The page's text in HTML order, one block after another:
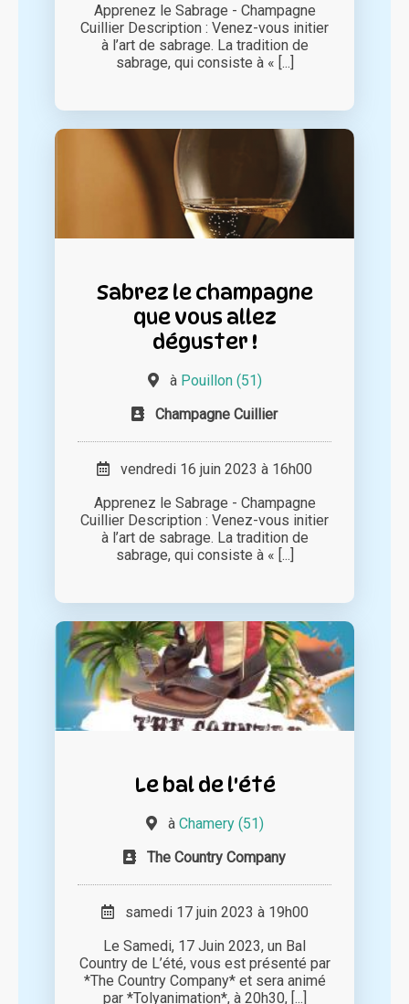
Apprenez le Sabrage - Champagne
Cuillier Description : Venez-vous initier
à l’art de sabrage. La tradition de
sabrage, qui consiste à « [...]
Sabrez le champagne
que vous allez
déguster !
à Pouillon (51)
Champagne Cuillier
vendredi 16 juin 2023 à 16h00
Apprenez le Sabrage - Champagne
Cuillier Description : Venez-vous initier
à l’art de sabrage. La tradition de
sabrage, qui consiste à « [...]
Le bal de l'été
à Chamery (51)
The Country Company
samedi 17 juin 2023 à 19h00
Le Samedi, 17 Juin 2023, un Bal
Country de L’été, vous est présenté par
*The Country Company* et sera animé
par *Tolyanimation*, à 20h30, [...]